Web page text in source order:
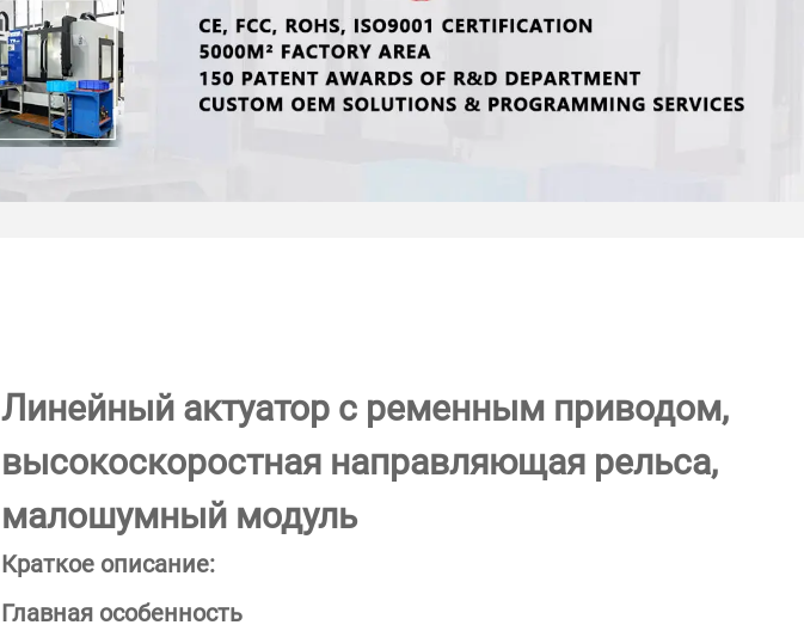
Линейный актуатор с ременным приводом,
высокоскоростная направляющая рельса,
малошумный модуль
Краткое описание:
Главная особенность